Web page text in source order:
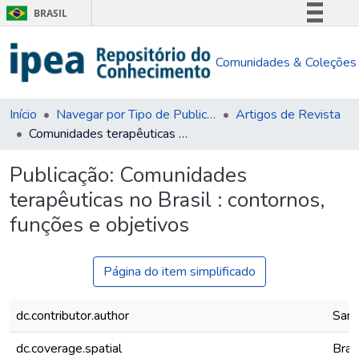
BRASIL
Comunica BR
Acesso à informação
Comunidades & Coleções
Início Navegar por Tipo de Publicação
Artigos de Revista
Comunidades terapêuticas no Brasil : contornos, funções e objetivos
Publicação: Comunidades
terapêuticas no Brasil : contornos,
funções e objetivos
Página do item simplificado
dc.contributor.author
dc.coverage.spatial